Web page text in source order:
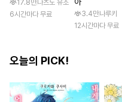
17.8만나츠노 유조
6시간마다 무료
3.4만나루키
12시간마다 무료
오늘의 PICK!